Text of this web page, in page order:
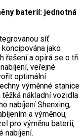
baterií: jednotná
síť
jako
řešení a opírá se o tři
veřejné
optimální
výměnné stanice
těžká nákladní vozidla
nabíjení Shenxing,
a výměnou,
pro výměnu baterií,
nabíjení.